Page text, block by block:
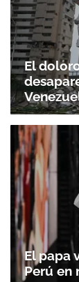
El
El papa
Perú en